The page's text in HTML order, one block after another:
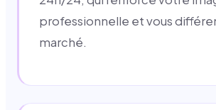
professionnelle et vous
marché.